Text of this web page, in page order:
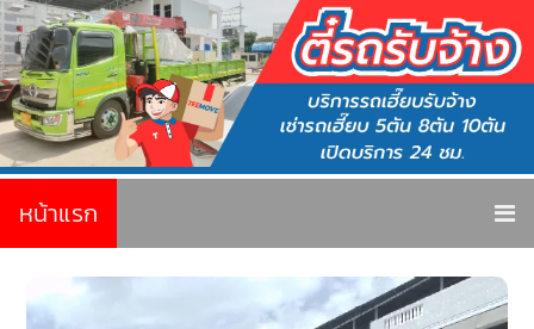
หน้าแรก